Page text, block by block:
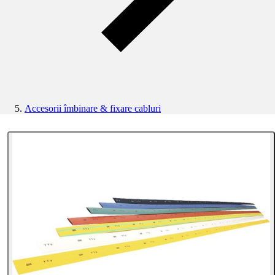
Accesorii îmbinare & fixare cabluri